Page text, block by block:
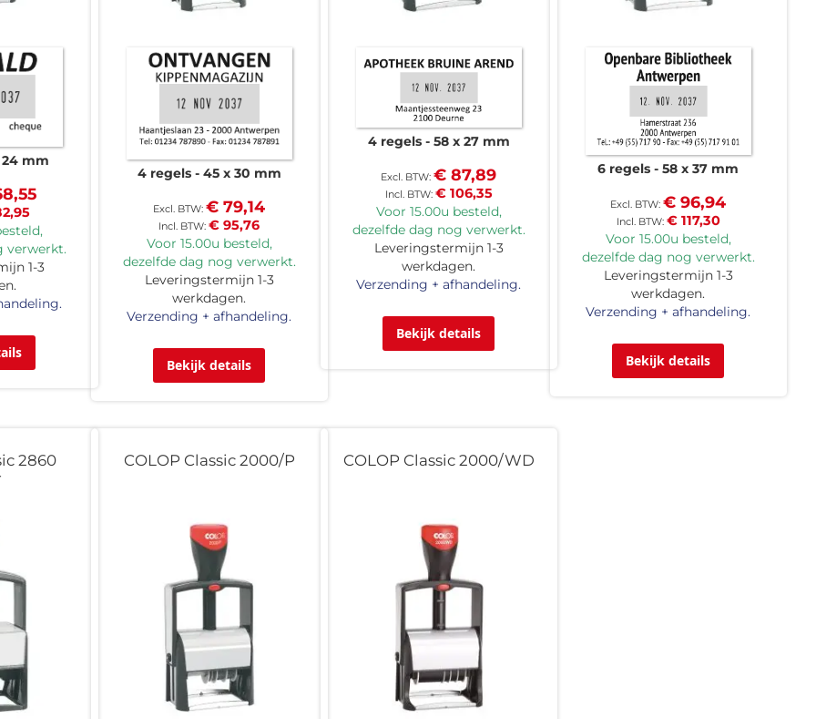
24 mm
verwerkt.
1-3
4 regels 45 x 30 mm
€ 95,76
€ 79,14
Voor 15.00u besteld,
dezelfde dag nog verwerkt.
Leveringstermijn 1-3
werkdagen.
Verzending + afhandeling.
Bekijk details
4 regels 58 x 27 mm
€ 106,35
€ 87,89
Voor 15.00u besteld,
dezelfde dag nog verwerkt.
Leveringstermijn 1-3
werkdagen.
Verzending + afhandeling.
Bekijk details
6 regels 58 x 37 mm
€ 117,30
€ 96,94
Voor 15.00u besteld,
dezelfde dag nog verwerkt.
Leveringstermijn 1-3
werkdagen.
Verzending + afhandeling.
Bekijk details
2860
COLOP Classic 2000/P COLOP Classic 2000/WD